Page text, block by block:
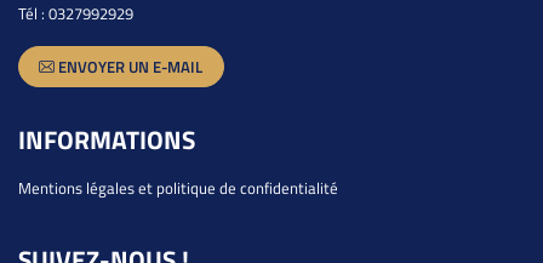
Tél : 0327992929
ENVOYER UN E-MAIL
INFORMATIONS
Mentions légales et politique de confidentialité